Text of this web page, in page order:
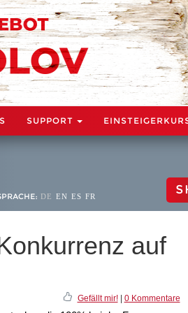
SUPPORT
DE EN ES FR
auf
Gefällt mir!| 0 Kommentare